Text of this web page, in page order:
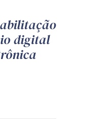
digital